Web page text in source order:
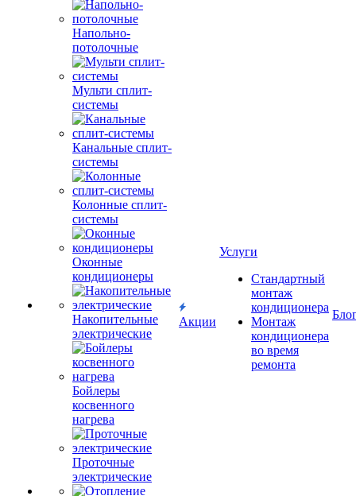
Напольно-
потолочные
Мульти сплит-
системы
Канальные сплит-
системы
Колонные сплит-
системы
Оконные
кондиционеры
Накопительные
электрические
Бойлеры
косвенного
нагрева
Проточные
электрические
Акции
Услуги
Стандартный
монтаж
кондиционера
Монтаж
кондиционера
во время
ремонта